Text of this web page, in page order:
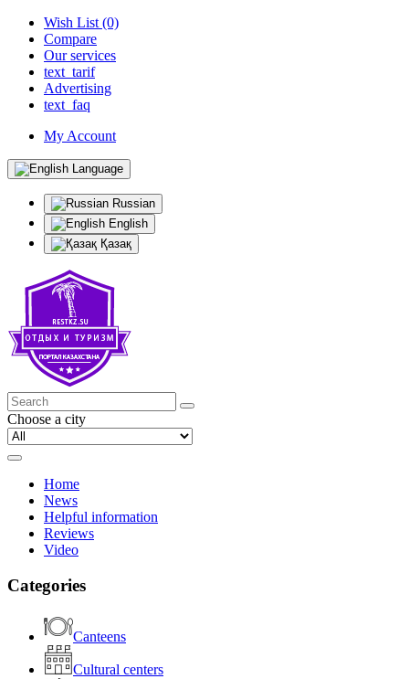
Wish List (0)
Compare
Our services
text_tarif
Advertising
text_faq
My Account
Language
Russian
English
Қазақ
Choose a city
Home
News
Helpful information
Reviews
Video
Categories
Canteens
Cultural centers